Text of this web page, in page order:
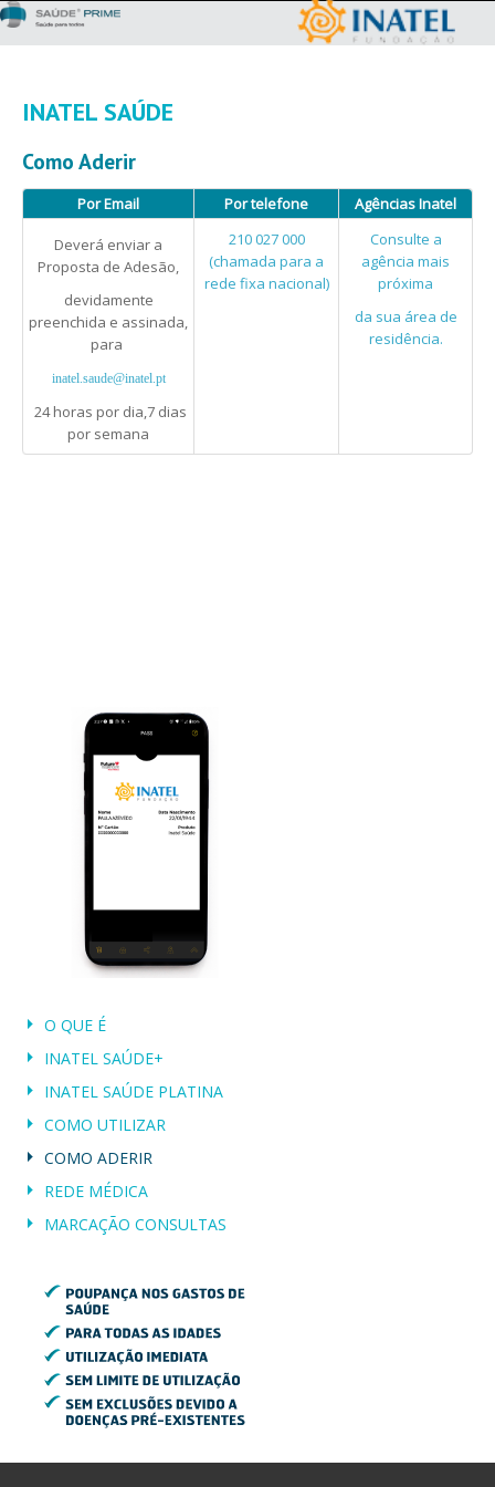
INATEL SAÚDE
Como Aderir
Por Email Por telefone Agências Inatel
Deverá enviar a
Proposta de Adesão,
devidamente
preenchida e assinada,
para
inatel.saude@inatel.pt
24 horas por dia,7 dias
por semana
210 027 000
(chamada para a
rede fixa nacional)
Consulte a
agência mais
próxima
da sua área de
residência.
O QUE É
INATEL SAÚDE+
INATEL SAÚDE PLATINA
COMO UTILIZAR
COMO ADERIR
REDE MÉDICA
MARCAÇÃO CONSULTAS